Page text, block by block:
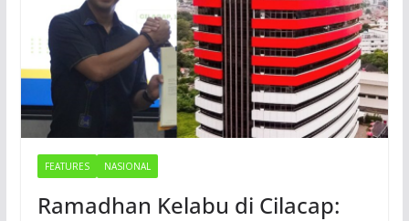
FEATURES NASIONAL
Ramadhan Kelabu di Cilacap: